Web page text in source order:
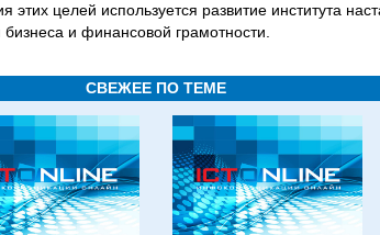
этих целей используется развитие института
и финансовой грамотности.
СВЕЖЕЕ ПО ТЕМЕ